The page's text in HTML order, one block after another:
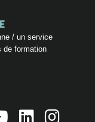
/ un service
de formation